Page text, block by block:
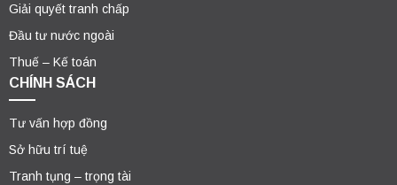
Giải quyết tranh chấp
Đầu tư nước ngoài
Thuế – Kế toán
CHÍNH SÁCH
Tư vấn hợp đồng
Sở hữu trí tuệ
Tranh tụng – trọng tài